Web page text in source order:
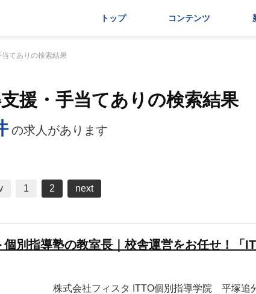
トップ コンテンツ
てありの検索結果
援・手当てありの検索結果
の求人があります
1 2 next
個別指導塾の教室長｜校舎運営をお任せ！「
株式会社フィスタ ITTO個別指導学院 平塚追